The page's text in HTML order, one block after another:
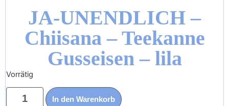
JA-UNENDLICH –
Chiisana – Teekanne
Gusseisen – lila
84,95
75,00
Vorrätig
In den Warenkorb